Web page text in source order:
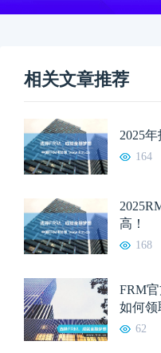
相关文章推荐
2025
164
高！
168
FRM
如何领
62